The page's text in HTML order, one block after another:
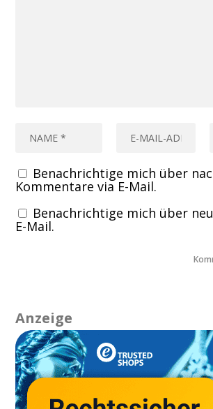
Benachrichtige mich über
Kommentare via E-Mail.
Benachrichtige mich über
E-Mail.
Anzeige